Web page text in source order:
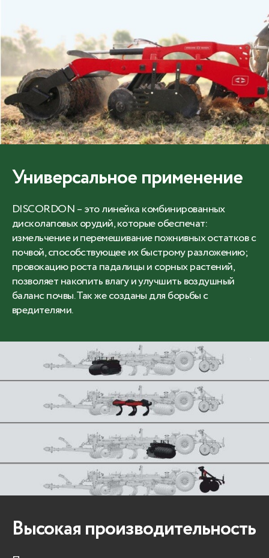
Универсальное применение
DISCORDON – это линейка комбинированных
дисколаповых орудий, которые обеспечат:
измельчение и перемешивание пожнивных остатков с
почвой, способствующее их быстрому разложению;
провокацию роста падалицы и сорных растений,
позволяет накопить влагу и улучшить воздушный
баланс почвы. Так же созданы для борьбы с
вредителями.
Высокая производительность